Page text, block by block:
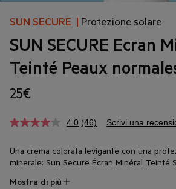
SUN SECURE | Protezione solare
SUN SECURE Ecran
Teinté Peaux
25€
4.0 (46) Scrivi una
Una crema colorata levigante con una
minerale: Sun Secure Écran Minéral Teinté
tutti i tipi di pelle intollerante, per offrire
Mostra di più